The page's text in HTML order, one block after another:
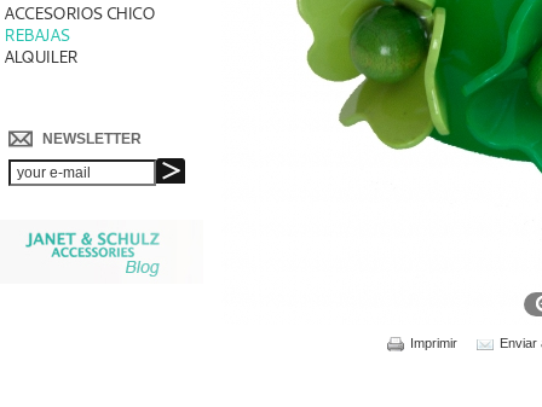
ACCESORIOS CHICO
REBAJAS
ALQUILER
NEWSLETTER
Enviar
Imprimir